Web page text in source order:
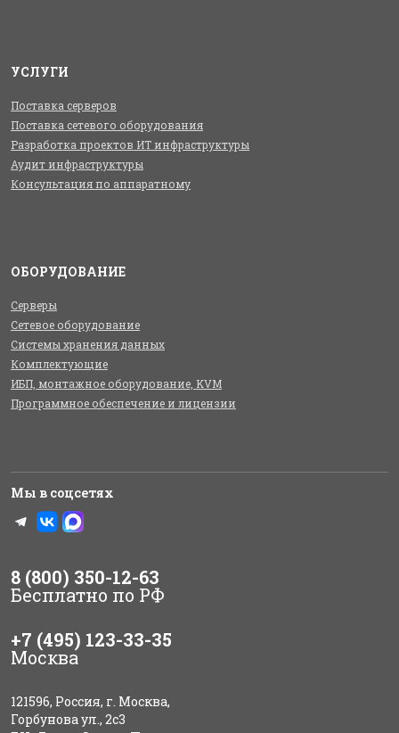
УСЛУГИ
Поставка серверов
Поставка сетевого оборудования
Разработка проектов ИТ инфраструктуры
Аудит инфраструктуры
Консультация по аппаратному
ОБОРУДОВАНИЕ
Серверы
Сетевое оборудование
Системы хранения данных
Комплектующие
ИБП, монтажное оборудование, KVM
Программное обеспечение и лицензии
Мы в соцсетях
8 (800) 350-12-63
Бесплатно по РФ
+7 (495) 123-33-35
Москва
121596, Россия, г. Москва,
Горбунова ул., 2с3